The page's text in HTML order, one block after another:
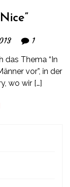
1
das Thema “In
vor”, in der
wo wir […]